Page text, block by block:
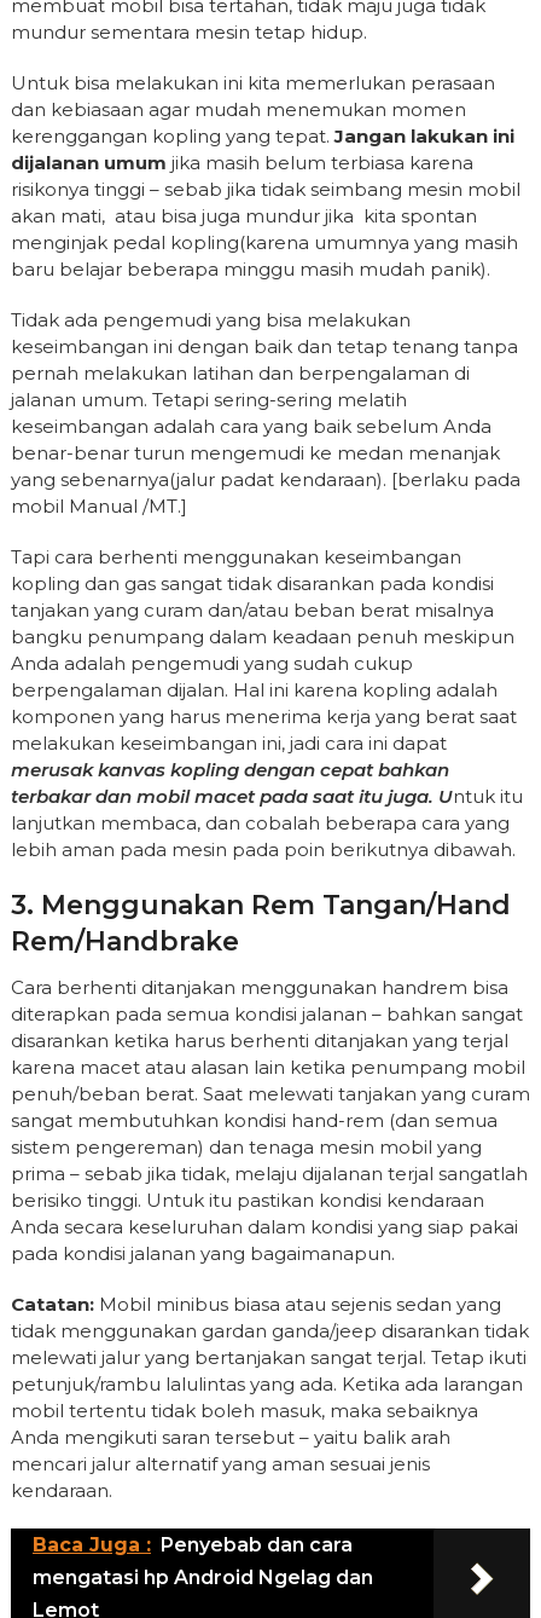
membuat mobil bisa tertahan, tidak maju juga tidak
mundur sementara mesin tetap hidup.
Untuk bisa melakukan ini kita memerlukan perasaan
dan kebiasaan agar mudah menemukan momen
kerenggangan kopling yang tepat. Jangan lakukan ini
dijalanan umum jika masih belum terbiasa karena
risikonya tinggi – sebab jika tidak seimbang mesin mobil
akan mati, atau bisa juga mundur jika kita spontan
menginjak pedal kopling(karena umumnya yang masih
baru belajar beberapa minggu masih mudah panik).
Tidak ada pengemudi yang bisa melakukan
keseimbangan ini dengan baik dan tetap tenang tanpa
pernah melakukan latihan dan berpengalaman di
jalanan umum. Tetapi sering-sering melatih
keseimbangan adalah cara yang baik sebelum Anda
benar-benar turun mengemudi ke medan menanjak
yang sebenarnya(jalur padat kendaraan). [berlaku pada
mobil Manual /MT.]
Tapi cara berhenti menggunakan keseimbangan
kopling dan gas sangat tidak disarankan pada kondisi
tanjakan yang curam dan/atau beban berat misalnya
bangku penumpang dalam keadaan penuh meskipun
Anda adalah pengemudi yang sudah cukup
berpengalaman dijalan. Hal ini karena kopling adalah
komponen yang harus menerima kerja yang berat saat
melakukan keseimbangan ini, jadi cara ini dapat
merusak kanvas kopling dengan cepat bahkan
terbakar dan mobil macet pada saat itu juga. Untuk itu
lanjutkan membaca, dan cobalah beberapa cara yang
lebih aman pada mesin pada poin berikutnya dibawah.
3. Menggunakan Rem Tangan/hand
Rem/handbrake
Cara berhenti ditanjakan menggunakan handrem bisa
diterapkan pada semua kondisi jalanan – bahkan sangat
disarankan ketika harus berhenti ditanjakan yang terjal
karena macet atau alasan lain ketika penumpang mobil
penuh/beban berat. Saat melewati tanjakan yang curam
sangat membutuhkan kondisi hand-rem (dan semua
sistem pengereman) dan tenaga mesin mobil yang
prima – sebab jika tidak, melaju dijalanan terjal sangatlah
berisiko tinggi. Untuk itu pastikan kondisi kendaraan
Anda secara keseluruhan dalam kondisi yang siap pakai
pada kondisi jalanan yang bagaimanapun.
Catatan:Mobil minibus biasa atau sejenis sedan yang
tidak menggunakan gardan ganda/jeep disarankan tidak
melewati jalur yang bertanjakan sangat terjal. Tetap ikuti
petunjuk/rambu lalulintas yang ada. Ketika ada larangan
mobil tertentu tidak boleh masuk, maka sebaiknya
Anda mengikuti saran tersebut – yaitu balik arah
mencari jalur alternatif yang aman sesuai jenis
kendaraan.
Baca Juga : Penyebab dan cara
mengatasi hp Android Ngelag dan
Lemot